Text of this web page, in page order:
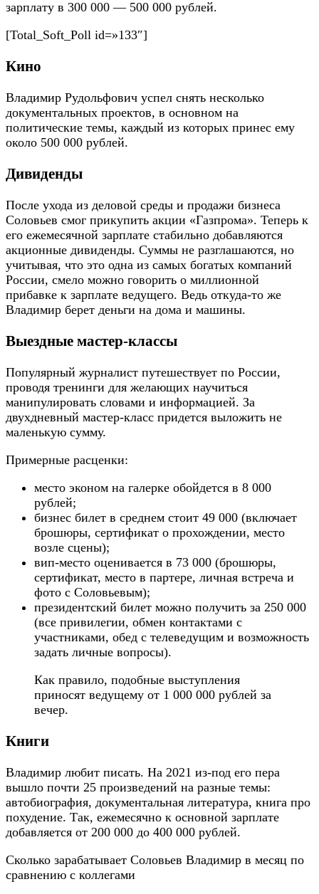
зарплату в 300 000 — 500 000 рублей.
[Total_Soft_Poll id=»133″]
Кино
Владимир Рудольфович успел снять несколько
документальных проектов, в основном на
политические темы, каждый из которых принес ему
около 500 000 рублей.
Дивиденды
После ухода из деловой среды и продажи бизнеса
Соловьев смог прикупить акции «Газпрома». Теперь к
его ежемесячной зарплате стабильно добавляются
акционные дивиденды. Суммы не разглашаются, но
учитывая, что это одна из самых богатых компаний
России, смело можно говорить о миллионной
прибавке к зарплате ведущего. Ведь откуда-то же
Владимир берет деньги на дома и машины.
Выездные мастер-классы
Популярный журналист путешествует по России,
проводя тренинги для желающих научиться
манипулировать словами и информацией. За
двухдневный мастер-класс придется выложить не
маленькую сумму.
Примерные расценки:
место эконом на галерке обойдется в 8 000
рублей;
бизнес билет в среднем стоит 49 000 (включает
брошюры, сертификат о прохождении, место
возле сцены);
вип-место оценивается в 73 000 (брошюры,
сертификат, место в партере, личная встреча и
фото с Соловьевым);
президентский билет можно получить за 250 000
(все привилегии, обмен контактами с
участниками, обед с телеведущим и возможность
задать личные вопросы).
Как правило, подобные выступления
приносят ведущему от 1 000 000 рублей за
вечер.
Книги
Владимир любит писать. На 2021 из-под его пера
вышло почти 25 произведений на разные темы:
автобиография, документальная литература, книга про
похудение. Так, ежемесячно к основной зарплате
добавляется от 200 000 до 400 000 рублей.
Сколько зарабатывает Соловьев Владимир в месяц по
сравнению с коллегами